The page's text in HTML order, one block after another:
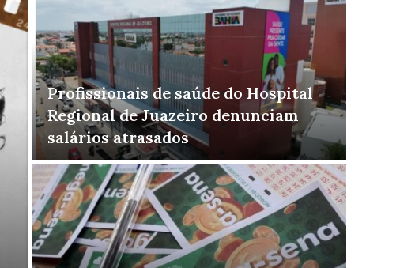
Profissionais de saúde do Hospital
Regional de Juazeiro denunciam
salários atrasados